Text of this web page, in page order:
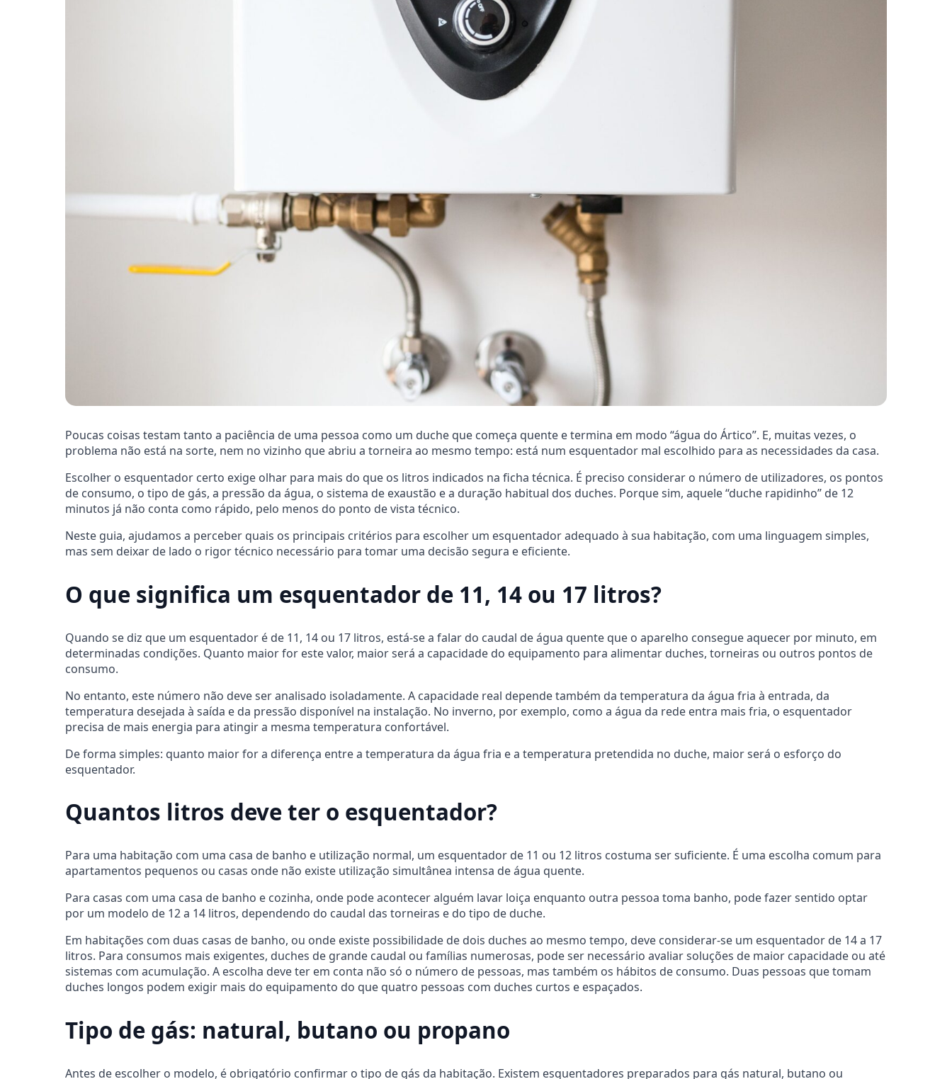
Poucas coisas testam tanto a paciência de uma pessoa como um duche que começa quente e termina em modo “água do Ártico”. E, muitas vezes, o
problema não está na sorte, nem no vizinho que abriu a torneira ao mesmo tempo: está num esquentador mal escolhido para as necessidades da casa.
Escolher o esquentador certo exige olhar para mais do que os litros indicados na ficha técnica. É preciso considerar o número de utilizadores, os pontos
de consumo, o tipo de gás, a pressão da água, o sistema de exaustão e a duração habitual dos duches. Porque sim, aquele “duche rapidinho” de 12
minutos já não conta como rápido, pelo menos do ponto de vista técnico.
Neste guia, ajudamos a perceber quais os principais critérios para escolher um esquentador adequado à sua habitação, com uma linguagem simples,
mas sem deixar de lado o rigor técnico necessário para tomar uma decisão segura e eficiente.
O que significa um esquentador de 11, 14 ou 17 litros?
Quando se diz que um esquentador é de 11, 14 ou 17 litros, está-se a falar do caudal de água quente que o aparelho consegue aquecer por minuto, em
determinadas condições. Quanto maior for este valor, maior será a capacidade do equipamento para alimentar duches, torneiras ou outros pontos de
consumo.
No entanto, este número não deve ser analisado isoladamente. A capacidade real depende também da temperatura da água fria à entrada, da
temperatura desejada à saída e da pressão disponível na instalação. No inverno, por exemplo, como a água da rede entra mais fria, o esquentador
precisa de mais energia para atingir a mesma temperatura confortável.
De forma simples: quanto maior for a diferença entre a temperatura da água fria e a temperatura pretendida no duche, maior será o esforço do
esquentador.
Quantos litros deve ter o esquentador?
Para uma habitação com uma casa de banho e utilização normal, um esquentador de 11 ou 12 litros costuma ser suficiente. É uma escolha comum para
apartamentos pequenos ou casas onde não existe utilização simultânea intensa de água quente.
Para casas com uma casa de banho e cozinha, onde pode acontecer alguém lavar loiça enquanto outra pessoa toma banho, pode fazer sentido optar
por um modelo de 12 a 14 litros, dependendo do caudal das torneiras e do tipo de duche.
Em habitações com duas casas de banho, ou onde existe possibilidade de dois duches ao mesmo tempo, deve considerar-se um esquentador de 14 a 17
litros. Para consumos mais exigentes, duches de grande caudal ou famílias numerosas, pode ser necessário avaliar soluções de maior capacidade ou até
sistemas com acumulação. A escolha deve ter em conta não só o número de pessoas, mas também os hábitos de consumo. Duas pessoas que tomam
duches longos podem exigir mais do equipamento do que quatro pessoas com duches curtos e espaçados.
Tipo de gás: natural, butano ou propano
Antes de escolher o modelo, é obrigatório confirmar o tipo de gás da habitação. Existem esquentadores preparados para gás natural, butano ou